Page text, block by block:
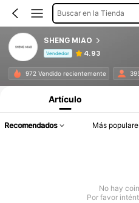
Buscar en la Tienda
SHENG MIAO
Vendedor 4.93
972 Vendido recientemente
Artículo
Recomendados Más
No hay
Por favor